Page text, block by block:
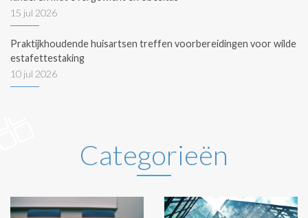
15 jul 2026
Praktijkhoudende huisartsen treffen voorbereidingen voor wilde
estafettestaking
10 jul 2026
Categorieën